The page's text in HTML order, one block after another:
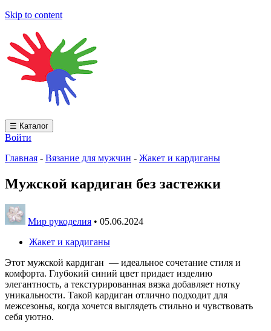
Skip to content
☰ Каталог
Войти
Главная - Вязание для мужчин - Жакет и кардиганы
Мужской кардиган без застежки
Мир рукоделия • 05.06.2024
Жакет и кардиганы
Этот мужской кардиган — идеальное сочетание стиля и
комфорта. Глубокий синий цвет придает изделию
элегантность, а текстурированная вязка добавляет нотку
уникальности. Такой кардиган отлично подходит для
межсезонья, когда хочется выглядеть стильно и чувствовать
себя уютно.